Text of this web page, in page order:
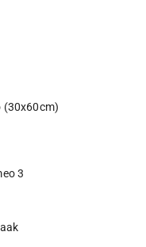
(30x60cm)
3